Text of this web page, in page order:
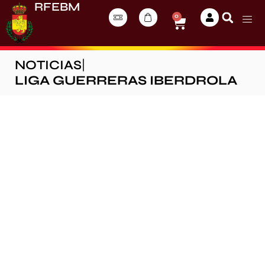
RFEBM
0
NOTICIAS
LIGA GUERRERAS IBERDROLA